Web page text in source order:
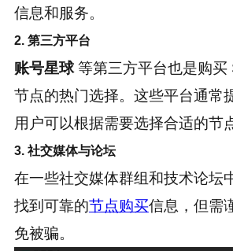
信息和服务。
2. 第三方平台
账号星球等第三方平台也是购买
节点的热门选择。这些平台通常
用户可以根据需要选择合适的节
3. 社交媒体与论坛
在一些社交媒体群组和技术论坛
找到可靠的节点购买信息，但需
免被骗。